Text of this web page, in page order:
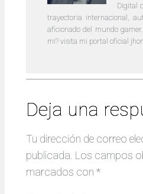
Digital
trayectoria internacional,
aficionado del mundo
mi? visita mi portal oficial
Deja una
Tu dirección de correo
publicada. Los campos
marcados con *